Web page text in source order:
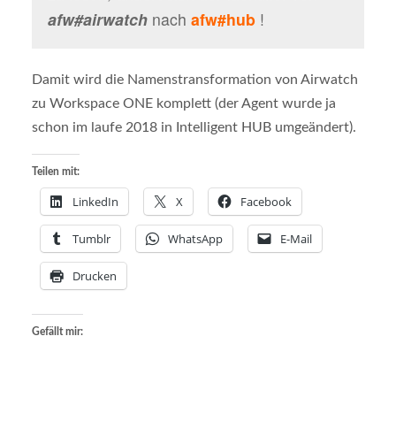
afw#airwatchnach afw#hub!
Damit wird die Namenstransformation von Airwatch
zu Workspace ONE komplett (der Agent wurde ja
schon im laufe 2018 in Intelligent HUB umgeändert).
Teilen mit:
LinkedIn X Facebook
Tumblr WhatsApp E-Mail
Drucken
Gefällt mir: